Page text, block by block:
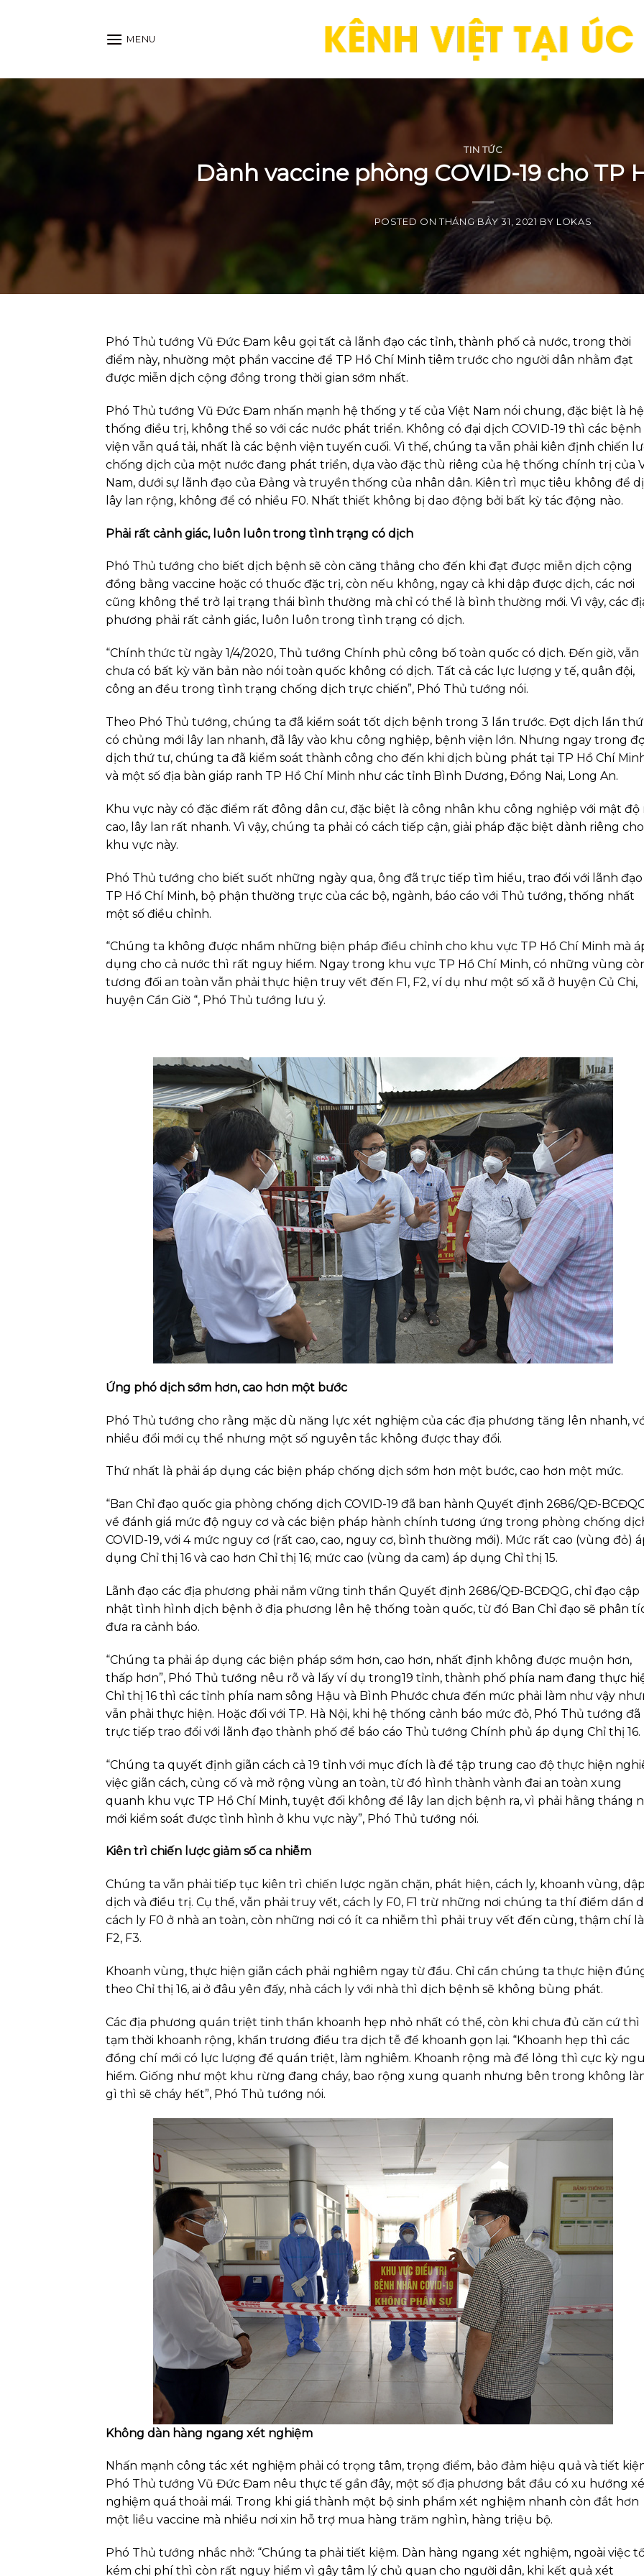
MENU
TIN TỨC
Dành vaccine phòng COVID-19 cho TP
POSTED ONTHÁNG BẢY 31, 2021 BY LOKAS
Phó Thủ tướng Vũ Đức Đam kêu gọi tất cả lãnh đạo các tỉnh, thành phố cả nước, trong thời
điểm này, nhường một phần vaccine để TP Hồ Chí Minh tiêm trước cho người dân nhằm đạt
được miễn dịch cộng đồng trong thời gian sớm nhất.
Phó Thủ tướng Vũ Đức Đam nhấn mạnh hệ thống y tế của Việt Nam nói chung, đặc biệt là hệ
thống điều trị, không thể so với các nước phát triển. Không có đại dịch COVID-19 thì các bệnh
viện vẫn quá tải, nhất là các bệnh viện tuyến cuối. Vì thế, chúng ta vẫn phải kiên định chiến
chống dịch của một nước đang phát triển, dựa vào đặc thù riêng của hệ thống chính trị của
Nam, dưới sự lãnh đạo của Đảng và truyền thống của nhân dân. Kiên trì mục tiêu không để
lây lan rộng, không để có nhiều F0. Nhất thiết không bị dao động bởi bất kỳ tác động nào.
Phải rất cảnh giác, luôn luôn trong tình trạng có dịch
Phó Thủ tướng cho biết dịch bệnh sẽ còn căng thẳng cho đến khi đạt được miễn dịch cộng
đồng bằng vaccine hoặc có thuốc đặc trị, còn nếu không, ngay cả khi dập được dịch, các nơi
cũng không thể trở lại trạng thái bình thường mà chỉ có thể là bình thường mới. Vì vậy, các
phương phải rất cảnh giác, luôn luôn trong tình trạng có dịch.
“Chính thức từ ngày 1/4/2020, Thủ tướng Chính phủ công bố toàn quốc có dịch. Đến giờ, vẫn
chưa có bất kỳ văn bản nào nói toàn quốc không có dịch. Tất cả các lực lượng y tế, quân đội,
công an đều trong tình trạng chống dịch trực chiến”, Phó Thủ tướng nói.
Theo Phó Thủ tướng, chúng ta đã kiểm soát tốt dịch bệnh trong 3 lần trước. Đợt dịch lần
có chủng mới lây lan nhanh, đã lây vào khu công nghiệp, bệnh viện lớn. Nhưng ngay trong
dịch thứ tư, chúng ta đã kiểm soát thành công cho đến khi dịch bùng phát tại TP Hồ Chí
và một số địa bàn giáp ranh TP Hồ Chí Minh như các tỉnh Bình Dương, Đồng Nai, Long An.
Khu vực này có đặc điểm rất đông dân cư, đặc biệt là công nhân khu công nghiệp với mật độ
cao, lây lan rất nhanh. Vì vậy, chúng ta phải có cách tiếp cận, giải pháp đặc biệt dành riêng cho
khu vực này.
Phó Thủ tướng cho biết suốt những ngày qua, ông đã trực tiếp tìm hiểu, trao đổi với lãnh đạo
TP Hồ Chí Minh, bộ phận thường trực của các bộ, ngành, báo cáo với Thủ tướng, thống nhất
một số điều chỉnh.
“Chúng ta không được nhầm những biện pháp điều chỉnh cho khu vực TP Hồ Chí Minh mà
dụng cho cả nước thì rất nguy hiểm. Ngay trong khu vực TP Hồ Chí Minh, có những vùng
tương đối an toàn vẫn phải thực hiện truy vết đến F1, F2, ví dụ như một số xã ở huyện Củ Chi,
huyện Cần Giờ “, Phó Thủ tướng lưu ý.
Ứng phó dịch sớm hơn, cao hơn một bước
Phó Thủ tướng cho rằng mặc dù năng lực xét nghiệm của các địa phương tăng lên nhanh,
nhiều đổi mới cụ thể nhưng một số nguyên tắc không được thay đổi.
Thứ nhất là phải áp dụng các biện pháp chống dịch sớm hơn một bước, cao hơn một mức.
“Ban Chỉ đạo quốc gia phòng chống dịch COVID-19 đã ban hành Quyết định 2686/QĐ-
về đánh giá mức độ nguy cơ và các biện pháp hành chính tương ứng trong phòng chống
COVID-19, với 4 mức nguy cơ (rất cao, cao, nguy cơ, bình thường mới). Mức rất cao (vùng đỏ)
dụng Chỉ thị 16 và cao hơn Chỉ thị 16; mức cao (vùng da cam) áp dụng Chỉ thị 15.
Lãnh đạo các địa phương phải nắm vững tinh thần Quyết định 2686/QĐ-BCĐQG, chỉ đạo cập
nhật tình hình dịch bệnh ở địa phương lên hệ thống toàn quốc, từ đó Ban Chỉ đạo sẽ phân
đưa ra cảnh báo.
“Chúng ta phải áp dụng các biện pháp sớm hơn, cao hơn, nhất định không được muộn hơn,
thấp hơn”, Phó Thủ tướng nêu rõ và lấy ví dụ trong19 tỉnh, thành phố phía nam đang thực
Chỉ thị 16 thì các tỉnh phía nam sông Hậu và Bình Phước chưa đến mức phải làm như vậy
vẫn phải thực hiện. Hoặc đối với TP. Hà Nội, khi hệ thống cảnh báo mức đỏ, Phó Thủ tướng đã
trực tiếp trao đổi với lãnh đạo thành phố để báo cáo Thủ tướng Chính phủ áp dụng Chỉ thị 16.
“Chúng ta quyết định giãn cách cả 19 tỉnh với mục đích là để tập trung cao độ thực hiện
việc giãn cách, củng cố và mở rộng vùng an toàn, từ đó hình thành vành đai an toàn xung
quanh khu vực TP Hồ Chí Minh, tuyệt đối không để lây lan dịch bệnh ra, vì phải hằng tháng
mới kiểm soát được tình hình ở khu vực này”, Phó Thủ tướng nói.
Kiên trì chiến lược giảm số ca nhiễm
Chúng ta vẫn phải tiếp tục kiên trì chiến lược ngăn chặn, phát hiện, cách ly, khoanh vùng, dập
dịch và điều trị. Cụ thể, vẫn phải truy vết, cách ly F0, F1 trừ những nơi chúng ta thí điểm dần
cách ly F0 ở nhà an toàn, còn những nơi có ít ca nhiễm thì phải truy vết đến cùng, thậm chí là
F2, F3.
Khoanh vùng, thực hiện giãn cách phải nghiêm ngay từ đầu. Chỉ cần chúng ta thực hiện
theo Chỉ thị 16, ai ở đâu yên đấy, nhà cách ly với nhà thì dịch bệnh sẽ không bùng phát.
Các địa phương quán triệt tinh thần khoanh hẹp nhỏ nhất có thể, còn khi chưa đủ căn cứ thì
tạm thời khoanh rộng, khẩn trương điều tra dịch tễ để khoanh gọn lại. “Khoanh hẹp thì các
đồng chí mới có lực lượng để quán triệt, làm nghiêm. Khoanh rộng mà để lỏng thì cực kỳ
hiểm. Giống như một khu rừng đang cháy, bao rộng xung quanh nhưng bên trong không
gì thì sẽ cháy hết”, Phó Thủ tướng nói.
Không dàn hàng ngang xét nghiệm
Nhấn mạnh công tác xét nghiệm phải có trọng tâm, trọng điểm, bảo đảm hiệu quả và tiết
Phó Thủ tướng Vũ Đức Đam nêu thực tế gần đây, một số địa phương bắt đầu có xu hướng
nghiệm quá thoải mái. Trong khi giá thành một bộ sinh phẩm xét nghiệm nhanh còn đắt hơn
một liều vaccine mà nhiều nơi xin hỗ trợ mua hàng trăm nghìn, hàng triệu bộ.
Phó Thủ tướng nhắc nhở: “Chúng ta phải tiết kiệm. Dàn hàng ngang xét nghiệm, ngoài việc
kém chi phí thì còn rất nguy hiểm vì gây tâm lý chủ quan cho người dân, khi kết quả xét